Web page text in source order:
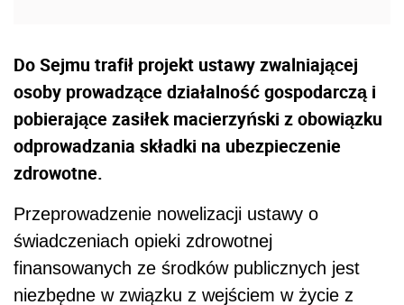
Do Sejmu trafił projekt ustawy zwalniającej
osoby prowadzące działalność gospodarczą i
pobierające zasiłek macierzyński z obowiązku
odprowadzania składki na ubezpieczenie
zdrowotne.
Przeprowadzenie nowelizacji ustawy o
świadczeniach opieki zdrowotnej
finansowanych ze środków publicznych jest
niezbędne w związku z wejściem w życie z